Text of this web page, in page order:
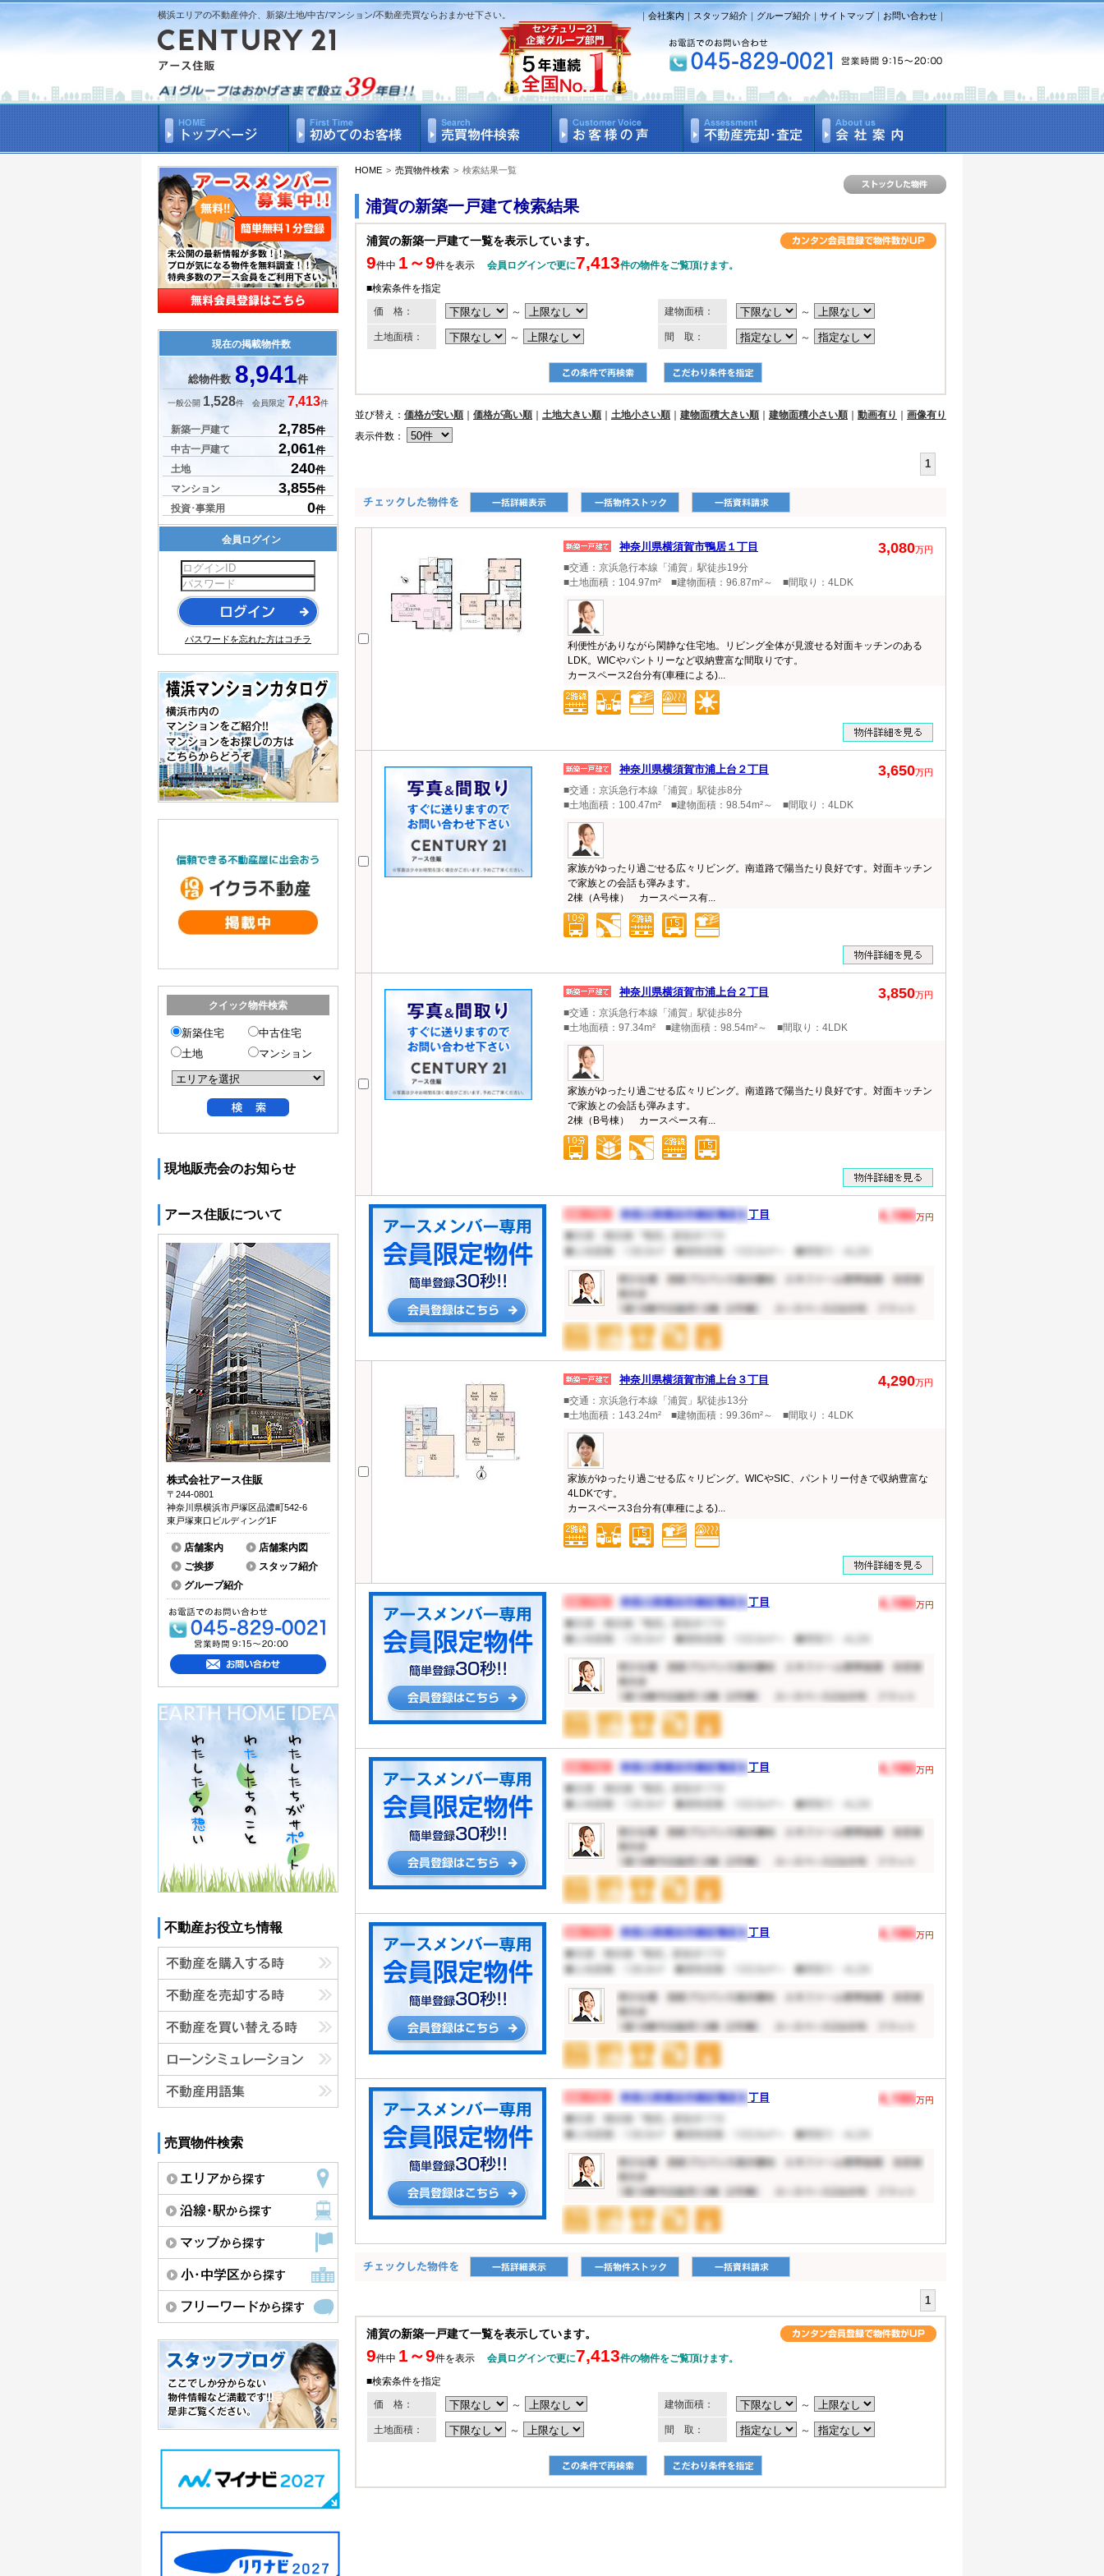
横浜エリアの不動産仲介、新築/土地/中古/マンション/不動産売買ならおまかせ下さい。 ｜会社案内 ｜スタッフ紹介 ｜ グループ紹介 ｜ サイトマップ｜ お問い合わせ ｜
HOME > 売買物件検索 > 検索結果一覧
浦賀の新築一戸建て検索結果
浦賀の新築一戸建て一覧を表示しています。
9件中 1～9件を表示 会員ログインで更に7,413件の物件をご覧頂けます。
■検索条件を指定
価 格：
～ 建物面積： ～
土地面積： ～ 間 取： ～
並び替え： 価格が安い順 価格が高い順 土地大きい順 土地小さい順 建物面積大きい順 建物面積小さい順 動画有り
画像有り
表示件数：
1
神奈川県横須賀市鴨居１丁目 3,080万円
■交通：京浜急行本線「浦賀」駅徒歩19分
■土地面積：104.97m² ■建物面積：96.87m²～ ■間取り：4LDK
利便性がありながら閑静な住宅地。リビング全体が見渡せる対面キッチンのある
LDK。WICやパントリーなど収納豊富な間取りです。
カースペース2台分有(車種による)...
神奈川県横須賀市浦上台２丁目 3,650万円
■交通：京浜急行本線「浦賀」駅徒歩8分
■土地面積：100.47m² ■建物面積：98.54m²～ ■間取り：4LDK
家族がゆったり過ごせる広々リビング。南道路で陽当たり良好です。対面キッチン
で家族との会話も弾みます。
2棟（A号棟） カースペース有...
神奈川県横須賀市浦上台２丁目 3,850万円
■交通：京浜急行本線「浦賀」駅徒歩8分
■土地面積：97.34m² ■建物面積：98.54m²～ ■間取り：4LDK
家族がゆったり過ごせる広々リビング。南道路で陽当たり良好です。対面キッチン
で家族との会話も弾みます。
2棟（B号棟） カースペース有...
神奈川県横須賀市浦上台３丁目 4,290万円
■交通：京浜急行本線「浦賀」駅徒歩13分
■土地面積：143.24m² ■建物面積：99.36m²～ ■間取り：4LDK
家族がゆったり過ごせる広々リビング。WICやSIC、パントリー付きで収納豊富な
4LDKです。
カースペース3台分有(車種による)...
1
浦賀の新築一戸建て一覧を表示しています。
9件中 1～9件を表示 会員ログインで更に7,413件の物件をご覧頂けます。
■検索条件を指定
価 格：
～ 建物面積： ～
土地面積： ～ 間 取： ～
現在の掲載物件数
総物件数 8,941件
一般公開 1,528件 会員限定 7,413件
新築一戸建て 2,785件
中古一戸建て
2,061件
土地
240件
マンション
3,855件
投資･事業用
0件
会員ログイン
パスワードを忘れた方はコチラ
クイック物件検索
新築住宅
中古住宅
土地
マンション
現地販売会のお知らせ
アース住販について
株式会社アース住販
〒244-0801
神奈川県横浜市戸塚区品濃町542-6
東戸塚東口ビルディング1F
店舗案内
店舗案内図
ご挨拶
スタッフ紹介
グループ紹介
不動産お役立ち情報
売買物件検索